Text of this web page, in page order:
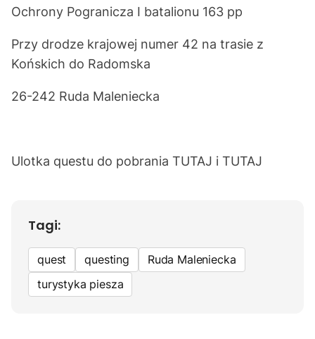
Ochrony Pogranicza I batalionu 163 pp
Przy drodze krajowej numer 42 na trasie z
Końskich do Radomska
26-242 Ruda Maleniecka
Ulotka questu do pobrania TUTAJ i TUTAJ
Tagi:
quest questing
Ruda Maleniecka
turystyka piesza